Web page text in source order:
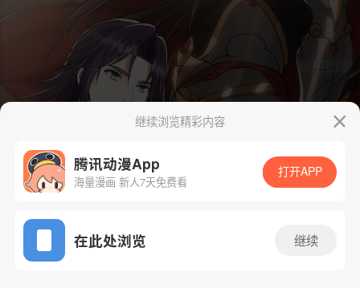
App免费看
继续浏览精彩内容
腾讯动漫App
海量漫画 新人7天免费看
打开APP
在此处浏览 继续